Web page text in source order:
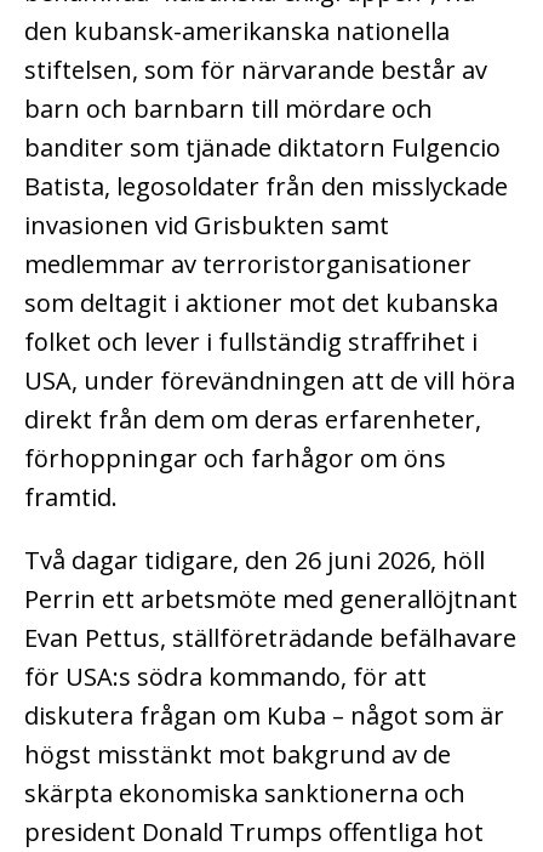
den kubansk-amerikanska nationella
stiftelsen, som för närvarande består av
barn och barnbarn till mördare och
banditer som tjänade diktatorn Fulgencio
Batista, legosoldater från den misslyckade
invasionen vid Grisbukten samt
medlemmar av terroristorganisationer
som deltagit i aktioner mot det kubanska
folket och lever i fullständig straffrihet i
USA, under förevändningen att de vill höra
direkt från dem om deras erfarenheter,
förhoppningar och farhågor om öns
framtid.
Två dagar tidigare, den 26 juni 2026, höll
Perrin ett arbetsmöte med generallöjtnant
Evan Pettus, ställföreträdande befälhavare
för USA:s södra kommando, för att
diskutera frågan om Kuba – något som är
högst misstänkt mot bakgrund av de
skärpta ekonomiska sanktionerna och
president Donald Trumps offentliga hot